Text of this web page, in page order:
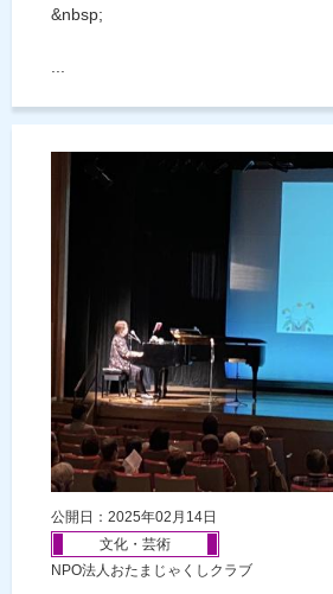
&nbsp;
公開日：2025年02月14日
文化・芸術
NPO法人おたまじゃくしクラブ